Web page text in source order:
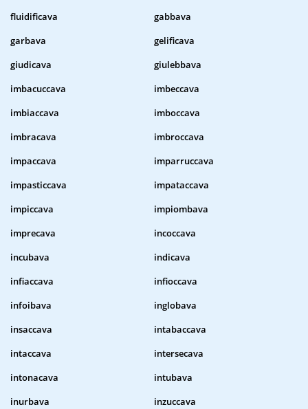
fluidificava
gabbava
garbava
gelificava
giudicava
giulebbava
imbacuccava
imbeccava
imbiaccava
imboccava
imbracava
imbroccava
impaccava
imparruccava
impasticcava
impataccava
impiccava
impiombava
imprecava
incoccava
incubava
indicava
infiaccava
infioccava
infoibava
inglobava
insaccava
intabaccava
intaccava
intersecava
intonacava
intubava
inurbava
inzuccava